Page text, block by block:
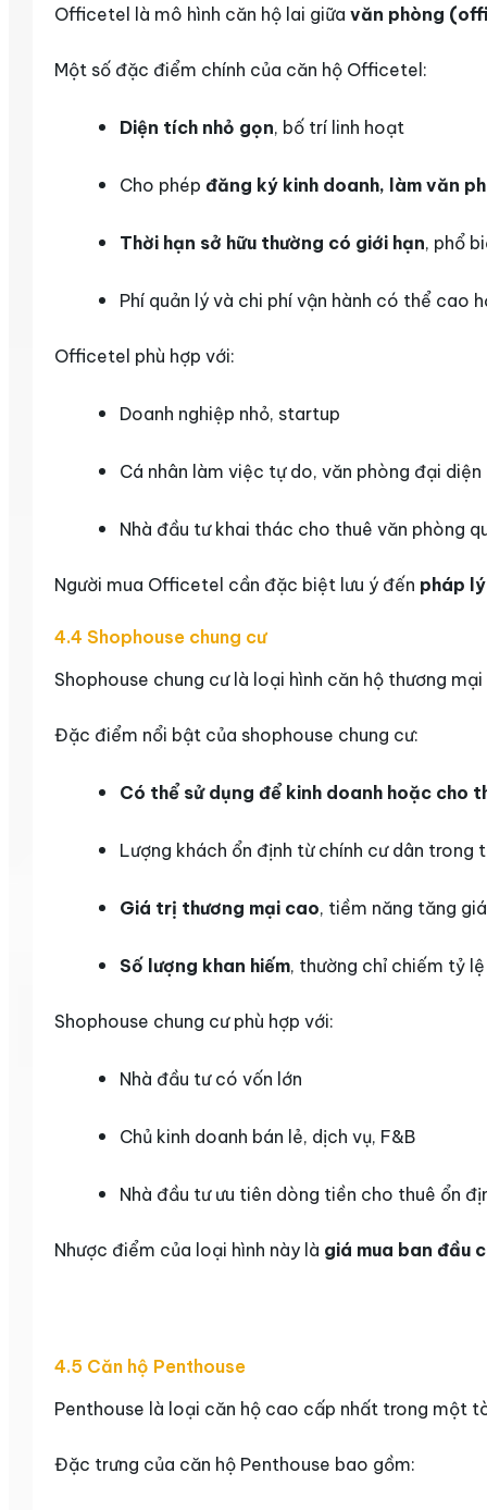
Officetel là mô hình căn hộ lai giữa văn phòng
Một số đặc điểm chính của căn hộ Officetel:
Diện tích nhỏ gọn, bố trí linh hoạt
Cho phép đăng ký kinh doanh, làm văn
Thời hạn sở hữu thường có giới hạn, phổ
Phí quản lý và chi phí vận hành có thể cao
Officetel phù hợp với:
Doanh nghiệp nhỏ, startup
Cá nhân làm việc tự do, văn phòng đại diện
Nhà đầu tư khai thác cho thuê văn phòng
Người mua Officetel cần đặc biệt lưu ý đến pháp
4.4 Shophouse chung cư
Shophouse chung cư là loại hình căn hộ thương
Đặc điểm nổi bật của shophouse chung cư:
Có thể sử dụng để kinh doanh hoặc cho
Lượng khách ổn định từ chính cư dân trong
Giá trị thương mại cao, tiềm năng tăng
Số lượng khan hiếm, thường chỉ chiếm tỷ
Shophouse chung cư phù hợp với:
Nhà đầu tư có vốn lớn
Chủ kinh doanh bán lẻ, dịch vụ, F&B
Nhà đầu tư ưu tiên dòng tiền cho thuê ổn
Nhược điểm của loại hình này là giá mua ban đầu
4.5 Căn hộ Penthouse
Penthouse là loại căn hộ cao cấp nhất trong một
Đặc trưng của căn hộ Penthouse bao gồm: